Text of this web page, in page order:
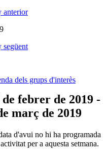
anterior
següent
dels grups d'interès
de febrer de 2019 -
març de 2019
d'avui no hi ha programada
per a aquesta setmana.